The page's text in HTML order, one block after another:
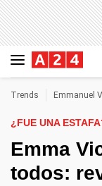
Trends Emmanuel
¿FUE UNA
Emma
todos: